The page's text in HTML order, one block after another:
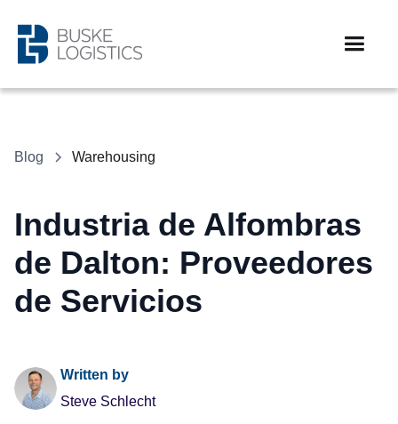
Blog Warehousing
Industria de Alfombras
de Dalton: Proveedores
de Servicios
Written by
Steve Schlecht